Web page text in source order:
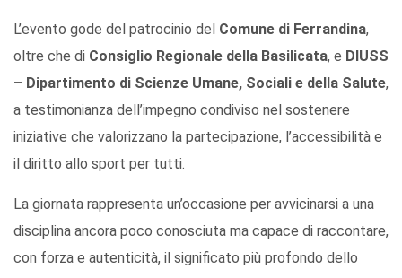
L’evento gode del patrocinio del Comune di Ferrandina,
oltre che di Consiglio Regionale della Basilicata, e DIUSS
– Dipartimento di Scienze Umane, Sociali e della Salute,
a testimonianza dell’impegno condiviso nel sostenere
iniziative che valorizzano la partecipazione, l’accessibilità e
il diritto allo sport per tutti.
La giornata rappresenta un’occasione per avvicinarsi a una
disciplina ancora poco conosciuta ma capace di raccontare,
con forza e autenticità, il significato più profondo dello